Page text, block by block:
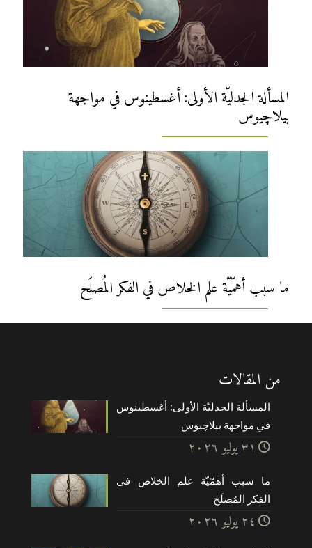
المسألة الجدليّة الأولى: أغسطينوس في مواجهة
بيلاچيوس
ما سبب أهمّيّة علم الخلاص في الفكر المُصلَح
من المقالات
المسألة الجدليّة الأولى: أغسطينوس
في مواجهة بيلاچيوس
۳۱ يوليو ۲۰۲٦
ما سبب أهمّيّة علم الخلاص في
الفكر المُصلَح
۲٤ يوليو ۲۰۲٦